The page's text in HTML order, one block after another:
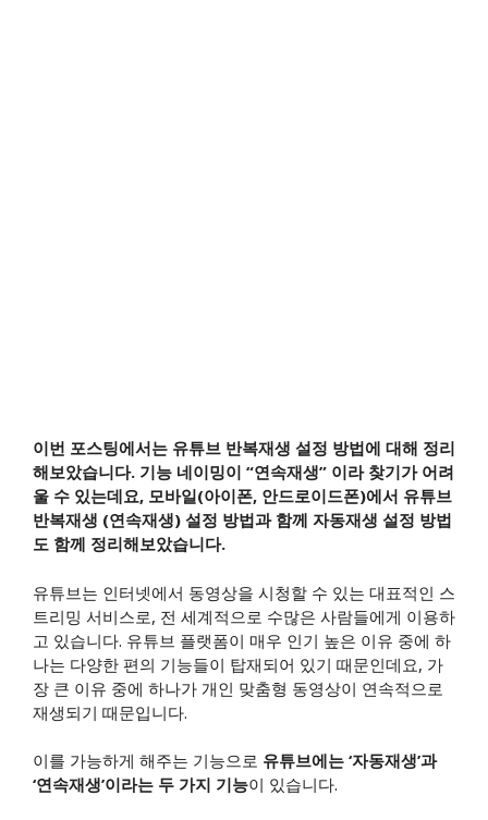
이번 포스팅에서는 유튜브 반복재생 설정 방법에 대해 정리
해보았습니다. 기능 네이밍이 “연속재생” 이라 찾기가 어려
울 수 있는데요, 모바일(아이폰, 안드로이드폰)에서 유튜브
반복재생 (연속재생) 설정 방법과 함께 자동재생 설정 방법
도 함께 정리해보았습니다.
유튜브는 인터넷에서 동영상을 시청할 수 있는 대표적인 스
트리밍 서비스로, 전 세계적으로 수많은 사람들에게 이용하
고 있습니다. 유튜브 플랫폼이 매우 인기 높은 이유 중에 하
나는 다양한 편의 기능들이 탑재되어 있기 때문인데요, 가
장 큰 이유 중에 하나가 개인 맞춤형 동영상이 연속적으로
재생되기 때문입니다.
이를 가능하게 해주는 기능으로 유튜브에는 ‘자동재생’과
‘연속재생’이라는 두 가지 기능이 있습니다.